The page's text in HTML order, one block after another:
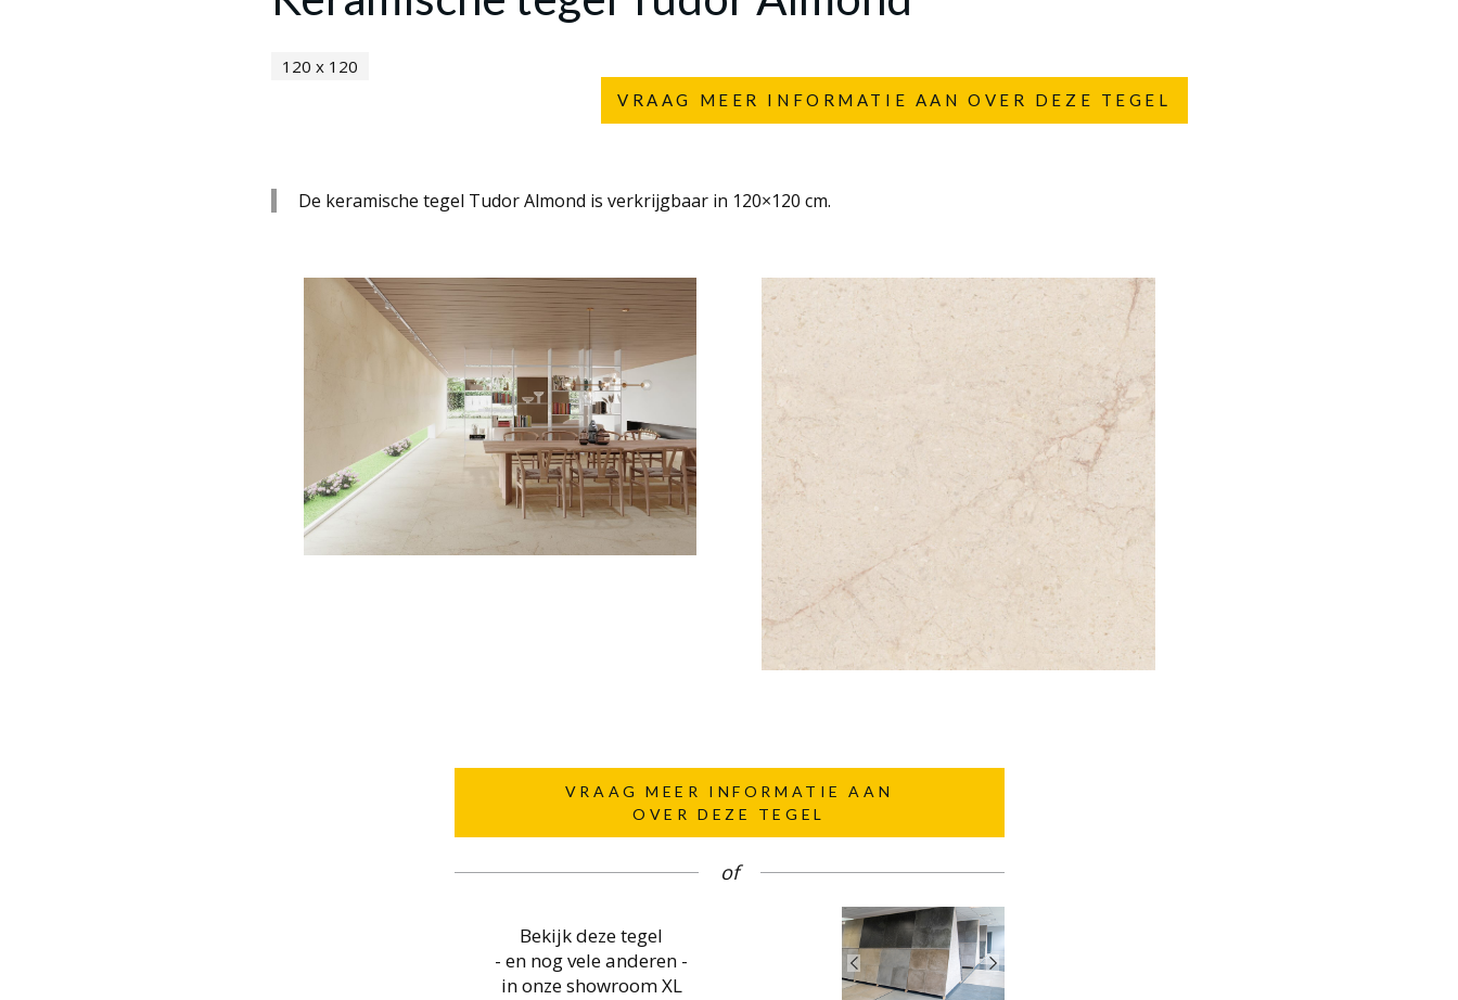
VRAAG MEER INFORMATIE AAN OVER DEZE TEGEL
120 x 120
De keramische tegel Tudor Almond is verkrijgbaar in 120×120 cm.
VRAAG MEER INFORMATIE AAN
OVER DEZE TEGEL
of
Bekijk deze tegel
- en nog vele anderen -
in onze showroom XL